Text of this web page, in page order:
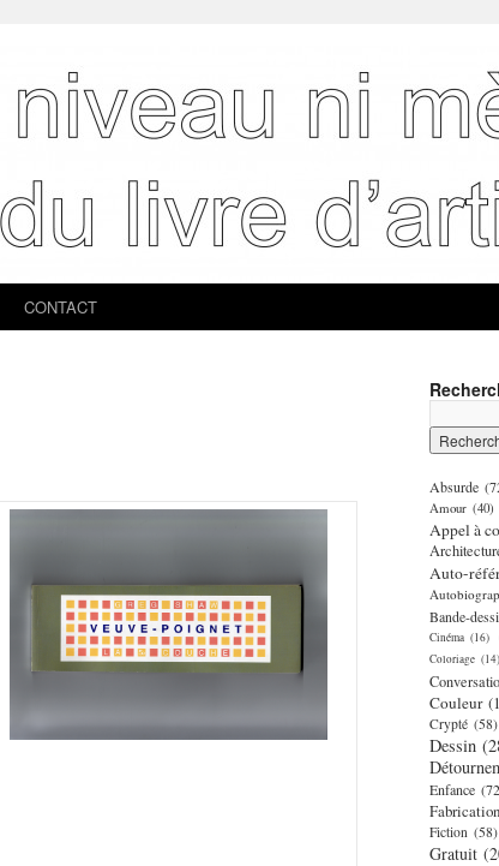
CONTACT
Absurde
Amour (40)
Appel à
Auto-
Bande-
Cinéma (16)
Coloriage (14)
Couleur
Crypté (58)
Dessin
Enfance
Fabrication
Fiction (58)
Gratuit